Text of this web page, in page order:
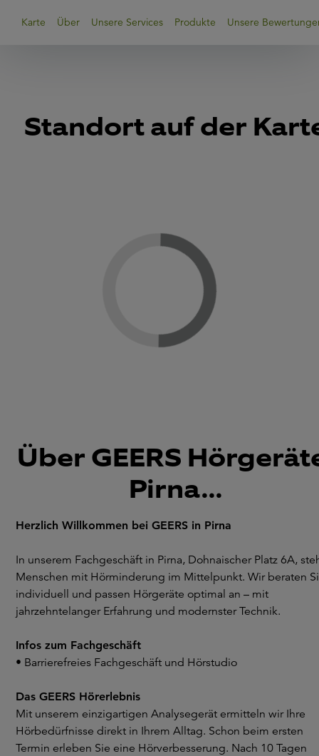
Karte Über Unsere Services Produkte Unsere
Standort auf der
Über GEERS
Pirna...
Herzlich Willkommen bei GEERS in Pirna
In unserem Fachgeschäft in Pirna, Dohnaischer Platz 6A,
Menschen mit Hörminderung im Mittelpunkt. Wir beraten
individuell und passen Hörgeräte optimal an – mit
jahrzehntelanger Erfahrung und modernster Technik.
Infos zum Fachgeschäft
• Barrierefreies Fachgeschäft und Hörstudio
Das GEERS Hörerlebnis
Mit unserem einzigartigen Analysegerät ermitteln wir Ihre
Hörbedürfnisse direkt in Ihrem Alltag. Schon beim ersten
Termin erleben Sie eine Hörverbesserung. Nach 10 Tagen